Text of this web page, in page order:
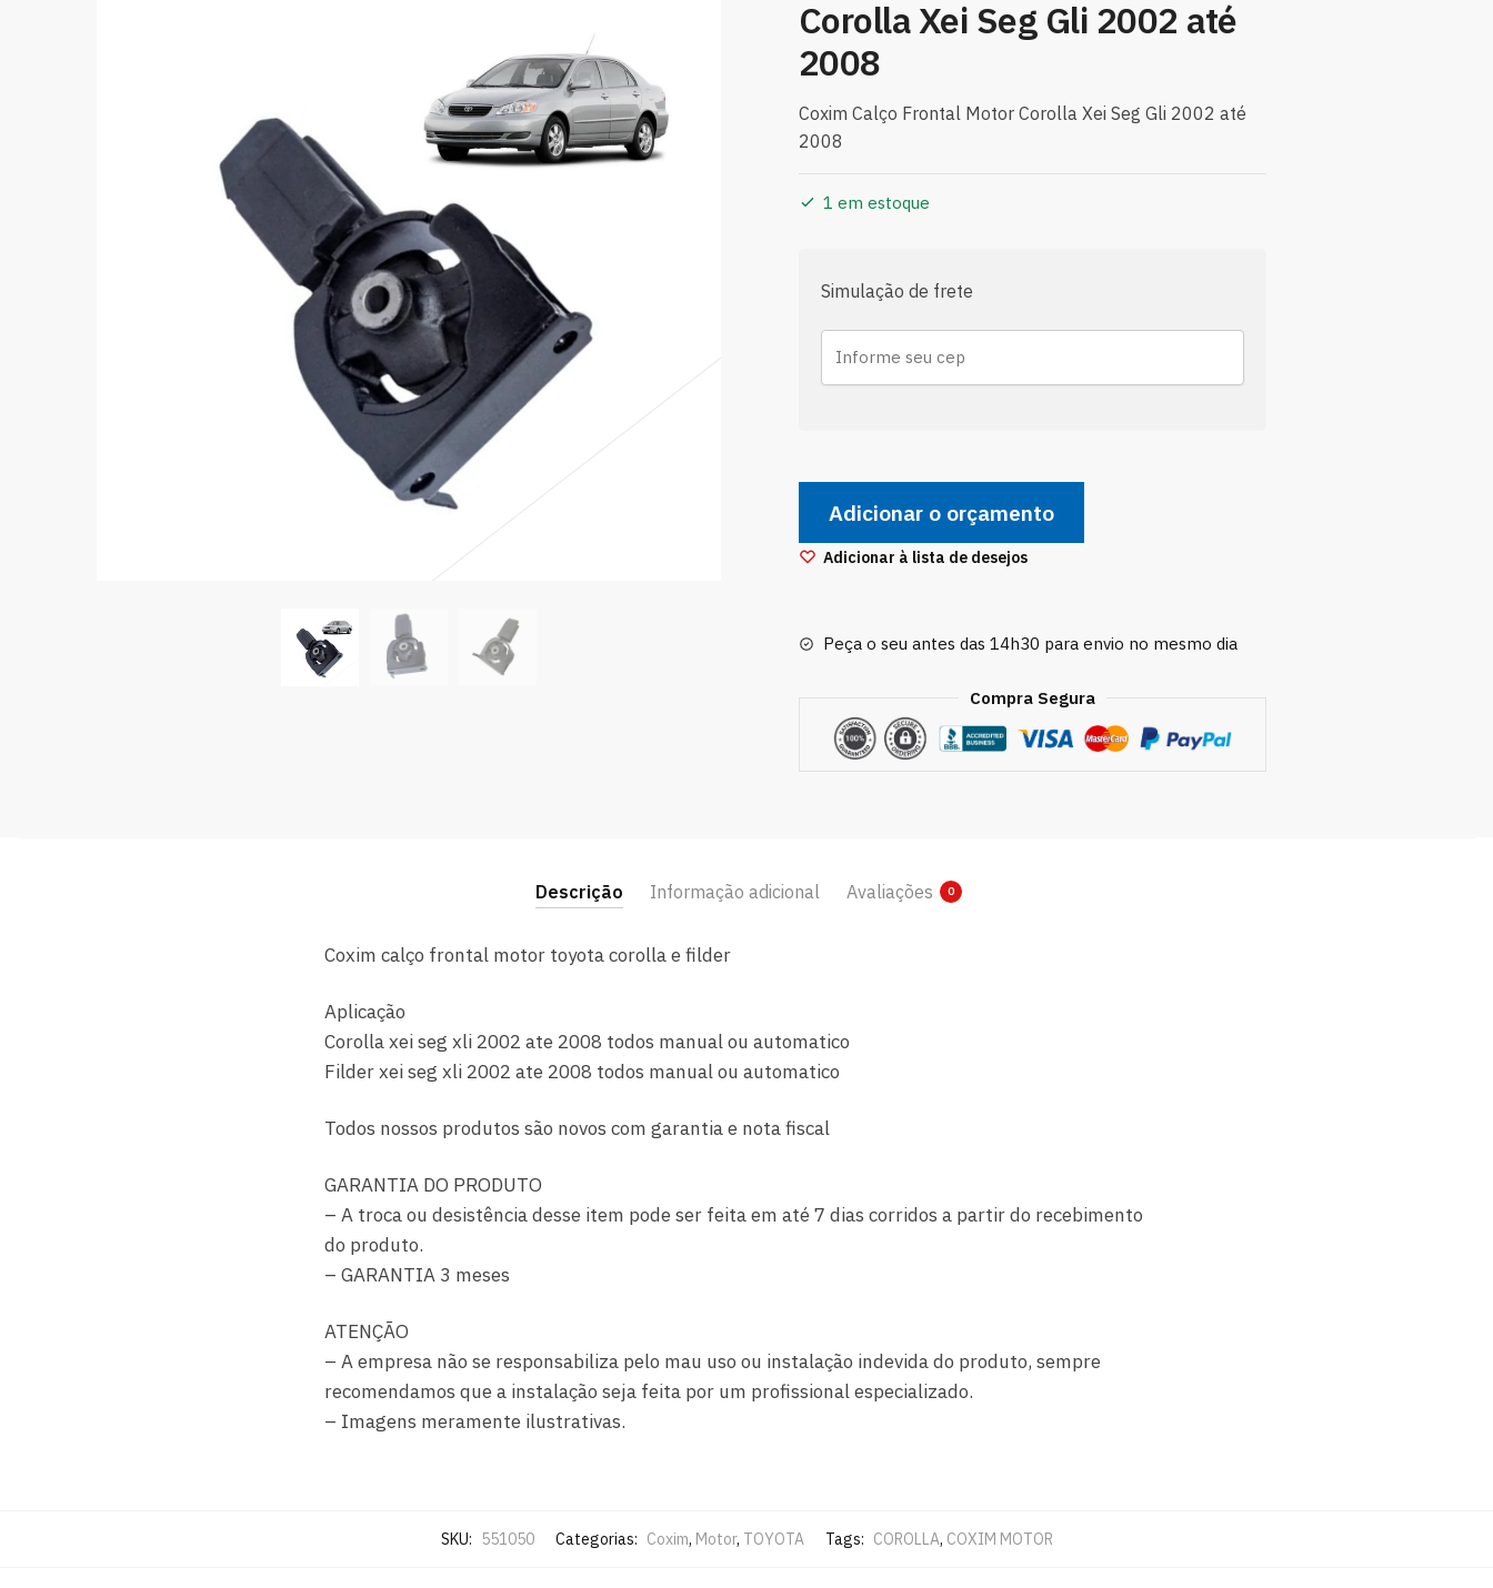
Corolla Xei Seg Gli 2002 até
2008
Coxim Calço Frontal Motor Corolla Xei Seg Gli 2002 até
2008
1 em estoque
Simulação de frete
Frontal
Motor
Seg
2008
Adicionar o orçamento
Adicionar à lista de desejos
Peça o seu antes das 14h30 para envio no mesmo dia
Compra Segura
Descrição Informação adicional Avaliações 0
Coxim calço frontal motor toyota corolla e filder
Aplicação
Corolla xei seg xli 2002 ate 2008 todos manual ou automatico
Filder xei seg xli 2002 ate 2008 todos manual ou automatico
Todos nossos produtos são novos com garantia e nota fiscal
GARANTIA DO PRODUTO
– A troca ou desistência desse item pode ser feita em até 7 dias corridos a partir do recebimento
do produto.
– GARANTIA 3 meses
ATENÇÃO
– A empresa não se responsabiliza pelo mau uso ou instalação indevida do produto, sempre
recomendamos que a instalação seja feita por um profissional especializado.
– Imagens meramente ilustrativas.
SKU: 551050 Categorias: Coxim, Motor, TOYOTA Tags: COROLLA, COXIM MOTOR